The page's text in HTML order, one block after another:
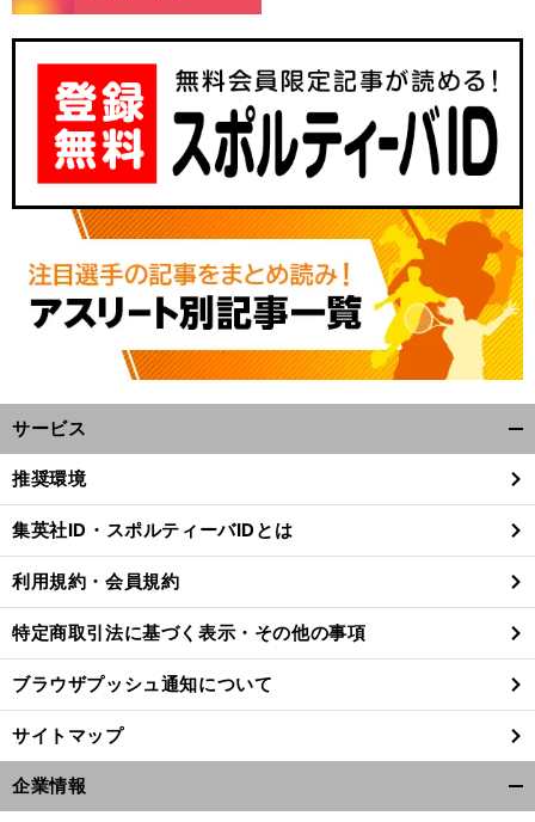
サービス
閉
る
推奨環境
集英社ID・スポルティーバIDとは
利用規約・会員規約
特定商取引法に基づく表示・その他の事項
ブラウザプッシュ通知について
サイトマップ
企業情報